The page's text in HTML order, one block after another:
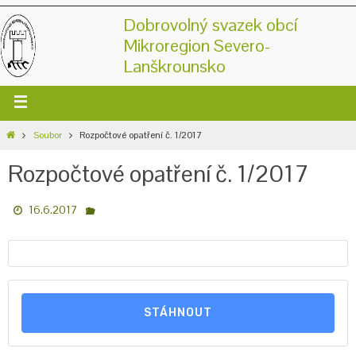
Dobrovolný svazek obcí
Mikroregion Severo-
Lanškrounsko
Soubor Rozpočtové opatření č. 1/2017
Rozpočtové opatření č. 1/2017
16.6.2017
STÁHNOUT